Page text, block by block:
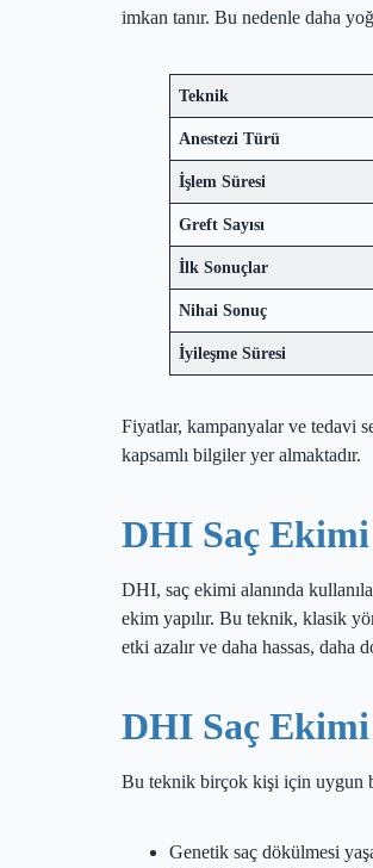
imkan tanır. Bu nedenle daha
Teknik
Anestezi Türü
İşlem Süresi
Greft Sayısı
İlk Sonuçlar
Nihai Sonuç
İyileşme Süresi
Fiyatlar, kampanyalar ve tedavi
kapsamlı bilgiler yer almaktadır.
DHI Saç
DHI, saç ekimi alanında
ekim yapılır. Bu teknik, klasik
etki azalır ve daha hassas, daha
DHI Saç
Bu teknik birçok kişi için uygun
Genetik saç dökülmesi